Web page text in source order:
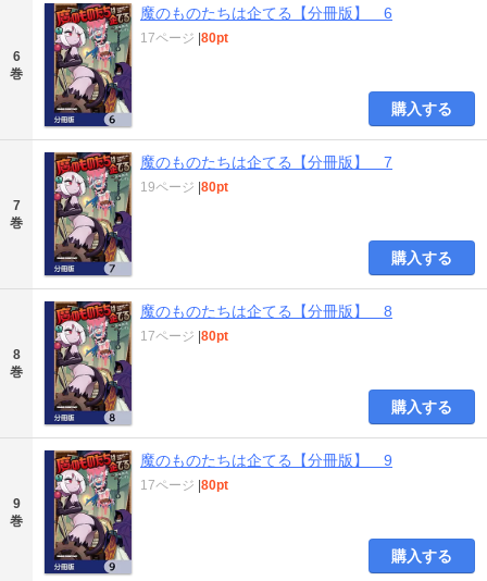
6
巻
魔のものたちは企てる【分冊版】 6
17ページ |80pt
購入する
7
巻
魔のものたちは企てる【分冊版】 7
19ページ |80pt
購入する
8
巻
魔のものたちは企てる【分冊版】 8
17ページ |80pt
購入する
9
巻
魔のものたちは企てる【分冊版】 9
17ページ |80pt
購入する